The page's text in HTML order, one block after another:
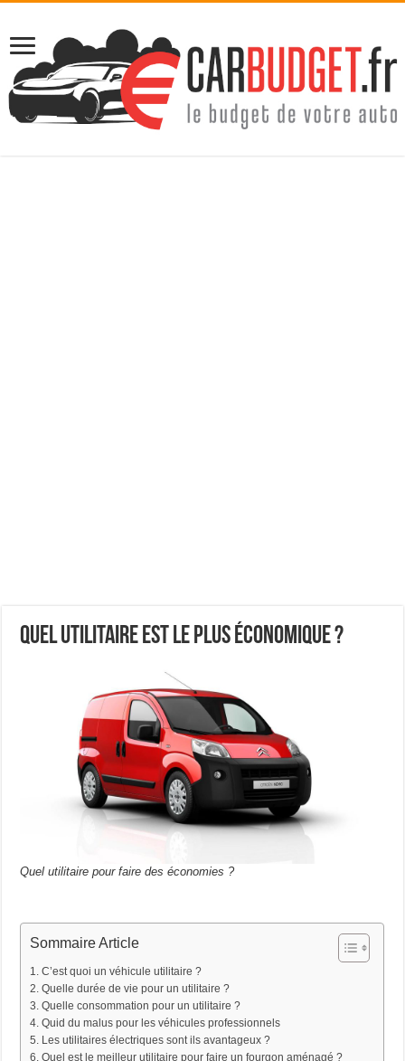
Quel utilitaire est le plus économique ?
Quel utilitaire pour faire des économies ?
Sommaire Article
C’est quoi un véhicule utilitaire ?
Quelle durée de vie pour un utilitaire ?
Quelle consommation pour un utilitaire ?
Quid du malus pour les véhicules professionnels
Les utilitaires électriques sont ils avantageux ?
Quel est le meilleur utilitaire pour faire un fourgon aménagé ?